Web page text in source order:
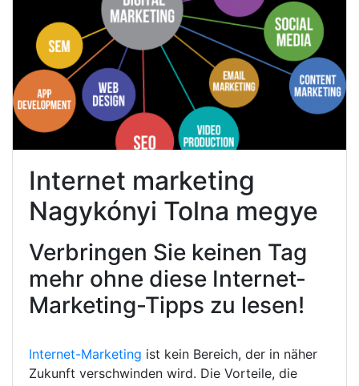
Internet marketing
Nagykónyi Tolna megye
Verbringen Sie keinen Tag
mehr ohne diese Internet-
Marketing-Tipps zu lesen!
Internet-Marketing ist kein Bereich, der in näher
Zukunft verschwinden wird. Die Vorteile, die